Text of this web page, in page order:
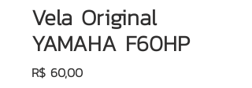
Vela Original
YAMAHA F60HP
R$ 60,00Preço